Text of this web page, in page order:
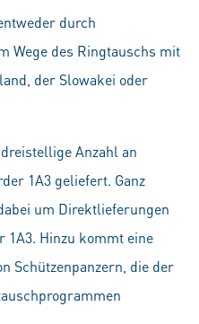
durch
Wege des Ringtauschs mit
der Slowakei oder
Anzahl an
1A3 geliefert. Ganz
um Direktlieferungen
1A3. Hinzu kommt eine
Schützenpanzern, die der